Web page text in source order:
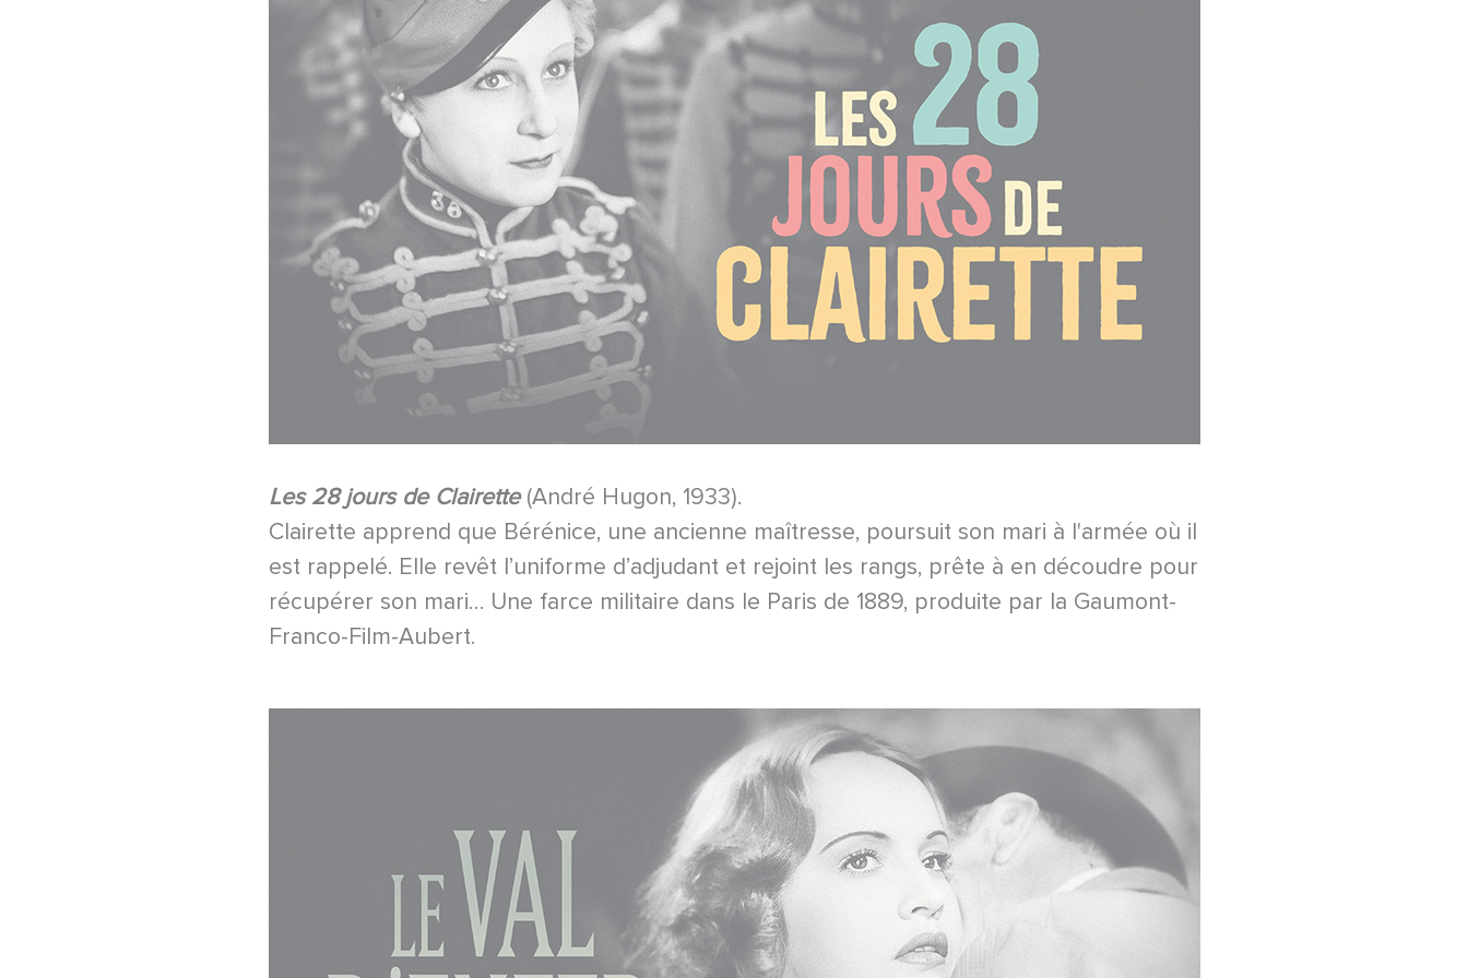
Les 28 jours de Clairette(André Hugon, 1933).
Clairette apprend que Bérénice, une ancienne maîtresse, poursuit son mari à l'armée où il
est rappelé. Elle revêt l’uniforme d’adjudant et rejoint les rangs, prête à en découdre pour
récupérer son mari… Une farce militaire dans le Paris de 1889, produite par la Gaumont-
Franco-Film-Aubert.